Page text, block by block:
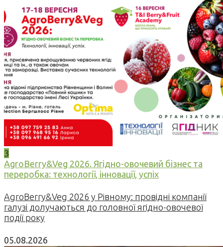
3
AgroBerry&Veg 2026. Ягідно-овочевий бізнес та
переробка: технології, інновації, успіх
AgroBerry&Veg 2026 у Рівному: провідні компанії
галузі долучаються до головної ягідно-овочевої
події року
05.08.2026